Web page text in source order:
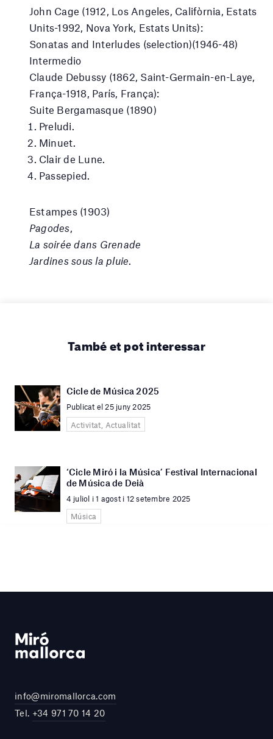
John Cage (1912, Los Angeles, Califòrnia, Estats
Units-1992, Nova York, Estats Units):
Sonatas and Interludes (selection)(1946-48)
Intermedio
Claude Debussy (1862, Saint-Germain-en-Laye,
França-1918, París, França):
Suite Bergamasque (1890)
Preludi.
Minuet.
Clair de Lune.
Passepied.
Estampes (1903)
Pagodes,
La soirée dans Grenade
Jardines sous la pluie.
També et pot interessar
Cicle de Música 2025
Publicat el 25 juny 2025
Activitat, Actualitat
‘Cicle Miró i la Música’ Festival Internacional
de Música de Deià
4 juliol i 1 agost i 12 setembre 2025
Música
info@miromallorca.com
Tel. +34 971 70 14 20